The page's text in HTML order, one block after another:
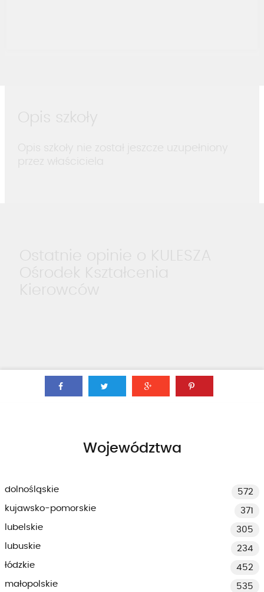
Województwa
dolnośląskie
572
kujawsko-pomorskie
371
lubelskie
305
lubuskie
234
łódzkie
452
małopolskie
535